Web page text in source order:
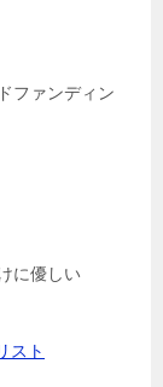
ファンディン
に優しい
スト